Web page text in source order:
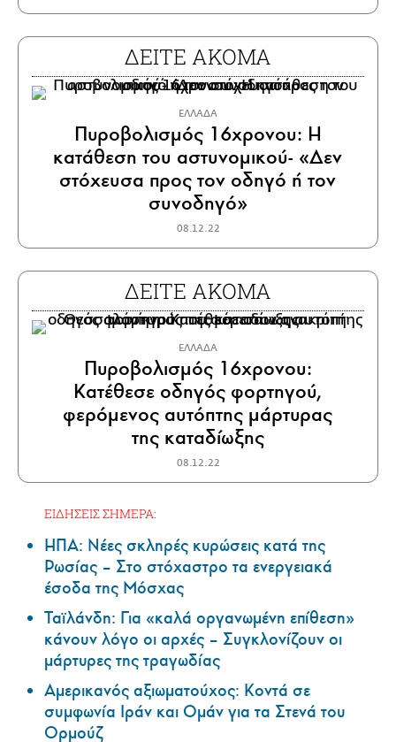
ΔΕΙΤΕ ΑΚΟΜΑ
ΕΛΛΑΔΑ
Πυροβολισμός 16χρονου: Η
κατάθεση του αστυνομικού- «Δεν
στόχευσα προς τον οδηγό ή τον
συνοδηγό»
08.12.22
ΔΕΙΤΕ ΑΚΟΜΑ
ΕΛΛΑΔΑ
Πυροβολισμός 16χρονου:
Κατέθεσε οδηγός φορτηγού,
φερόμενος αυτόπτης μάρτυρας
της καταδίωξης
08.12.22
ΕΙΔΗΣΕΙΣ ΣΗΜΕΡΑ:
ΗΠΑ: Nέες σκληρές κυρώσεις κατά της
Ρωσίας – Στο στόχαστρο τα ενεργειακά
έσοδα της Μόσχας
Ταϊλάνδη: Για «καλά οργανωμένη επίθεση»
κάνουν λόγο οι αρχές – Συγκλονίζουν οι
μάρτυρες της τραγωδίας
Αμερικανός αξιωματούχος: Κοντά σε
συμφωνία Ιράν και Ομάν για τα Στενά του
Ορμούζ